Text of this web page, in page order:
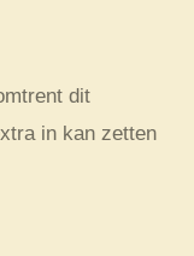
dit
in kan zetten